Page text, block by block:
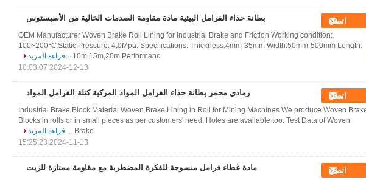
بطانة حذاء الفرامل البيئية مادة مقاومة الصدمات الخالية من الأسبستوس اتصل
OEM Manufacturer Woven Brake Roll Lining for Industrial Brake and Friction Working condition:
100~200℃,Static Pressure: 4.0Mpa. Specifications: Thickness:4mm-35mm Width:50mm-500mm Length:
10m,15m,20m Performanc...
قراءة المزيد
2024-12-13 10:03:07
رمادي محمر بطانة حذاء الفرامل المواد المركبة كتلة الفرامل المواد اتصل
Industrial Brake Block Material Woven Brake Lining in Roll for Mining Machines We produce Woven
Blocks in rolls or in small pieces as per customers' need. Holes are available too. Test Data of Woven
Brake ...
قراءة المزيد
2024-11-13 15:25:23
مادة غطاء فرامل منسوجة للفكرة المضطربة مع مقاومة ممتازة للزيت اتصل